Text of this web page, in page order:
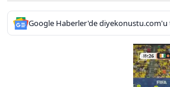
Google Haberler'de diyekonustu.com'u